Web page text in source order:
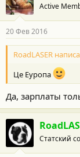
Active
20 Фев 2016
RoadLASER
Це Еуропа
Да, зарплаты
Статский